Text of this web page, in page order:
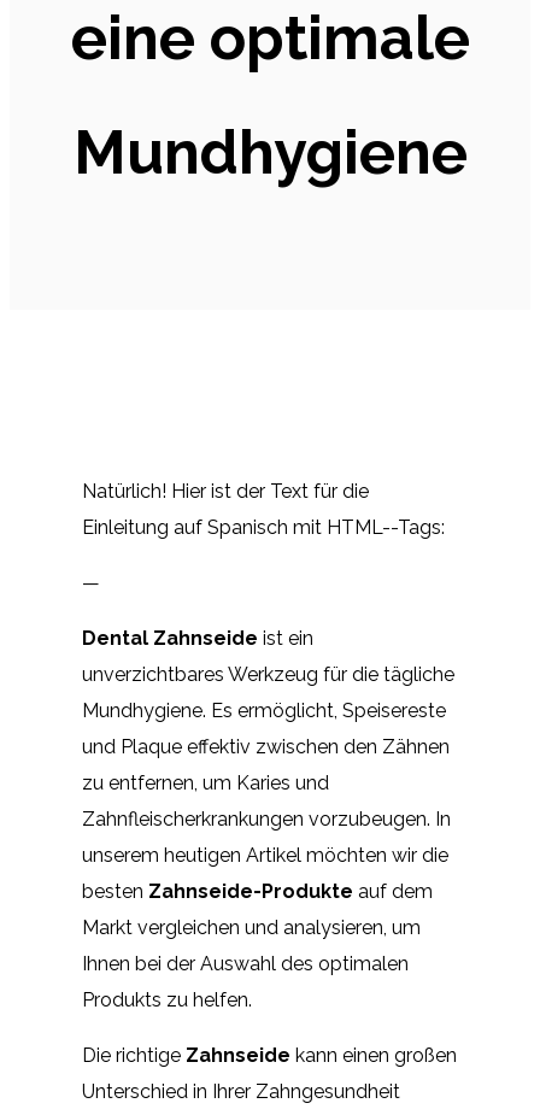
eine optimale
Mundhygiene
Natürlich! Hier ist der Text für die
Einleitung auf Spanisch mit HTML--Tags:
—
Dental Zahnseide ist ein
unverzichtbares Werkzeug für die tägliche
Mundhygiene. Es ermöglicht, Speisereste
und Plaque effektiv zwischen den Zähnen
zu entfernen, um Karies und
Zahnfleischerkrankungen vorzubeugen. In
unserem heutigen Artikel möchten wir die
besten Zahnseide-Produkte auf dem
Markt vergleichen und analysieren, um
Ihnen bei der Auswahl des optimalen
Produkts zu helfen.
Die richtige Zahnseide kann einen großen
Unterschied in Ihrer Zahngesundheit